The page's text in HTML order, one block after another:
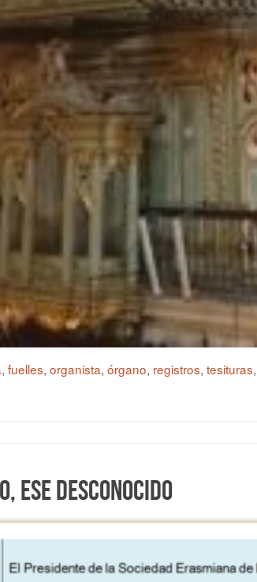
, fuelles, organista, órgano, registros, tesituras,
ese desconocido